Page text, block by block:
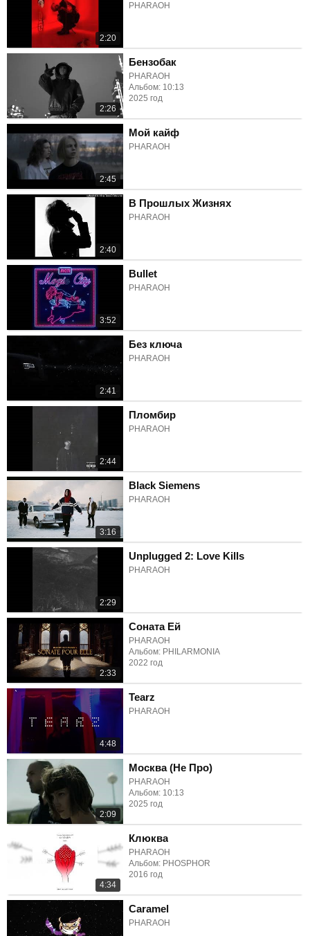
2:20
PHARAOH
2:26
Бензобак
PHARAOH
Альбом: 10:13
2025 год
2:45
Мой кайф
PHARAOH
2:40
В Прошлых Жизнях
PHARAOH
3:52
Bullet
PHARAOH
2:41
Без ключа
PHARAOH
2:44
Пломбир
PHARAOH
3:16
Black Siemens
PHARAOH
2:29
Unplugged 2: Love Kills
PHARAOH
2:33
Соната Ей
PHARAOH
Альбом: PHILARMONIA
2022 год
4:48
Tearz
PHARAOH
2:09
Москва (Не Про)
PHARAOH
Альбом: 10:13
2025 год
4:34
Клюква
PHARAOH
Альбом: PHOSPHOR
2016 год
Caramel
PHARAOH